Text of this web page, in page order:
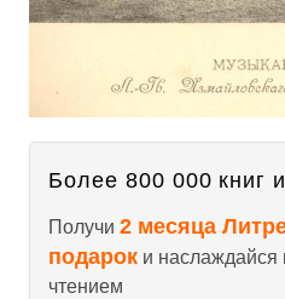
Более 800 000 книг
Получи 2 месяца
подарок и наслаждайся
чтением